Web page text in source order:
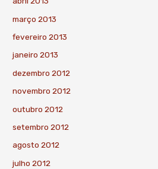
março 2013
fevereiro 2013
janeiro 2013
dezembro 2012
novembro 2012
outubro 2012
setembro 2012
agosto 2012
julho 2012